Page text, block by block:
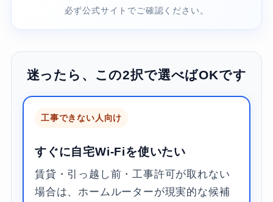
必ず公式サイトでご確認ください。
迷ったら、この2択で選べばOKです
工事できない人向け
すぐに自宅Wi-Fiを使いたい
賃貸・引っ越し前・工事許可が取れない
場合は、ホームルーターが現実的な候補